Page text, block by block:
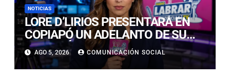
NOTICIAS
LORE D’LIRIOS PRESENTARÁ EN
COPIAPÓ UN ADELANTO DE SU
NUEVO ÁLBUM “FRUTOS Y
RAÍCES”
AGO 5, 2026 COMUNICACIÓN SOCIAL